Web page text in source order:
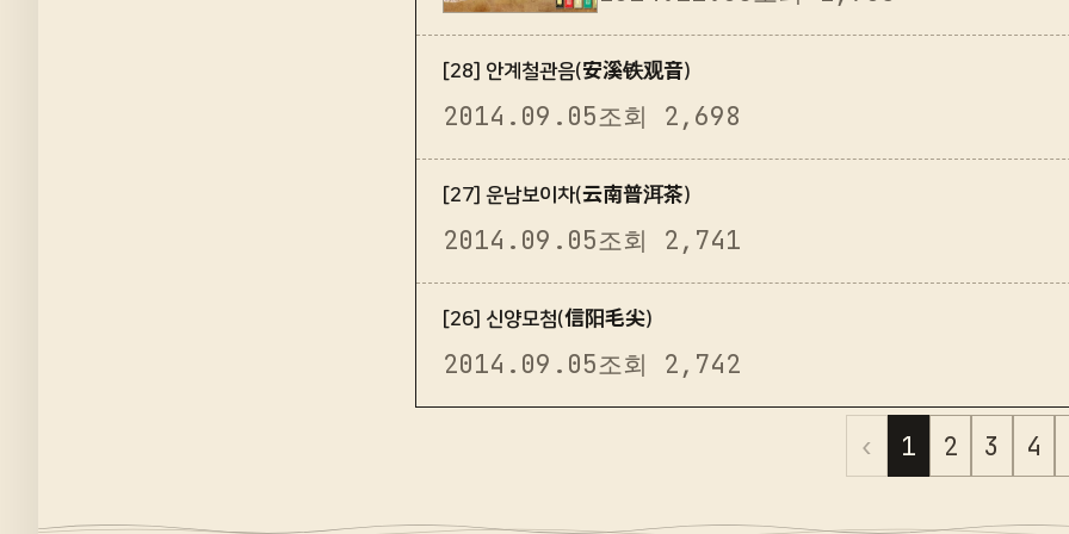
[28] 안계철관음(安溪铁观音)
2014.09.05조회 2,698
[27] 운남보이차(云南普洱茶)
2014.09.05조회 2,741
[26] 신양모첨(信阳毛尖)
2014.09.05조회 2,742
‹ 1 2 3 4